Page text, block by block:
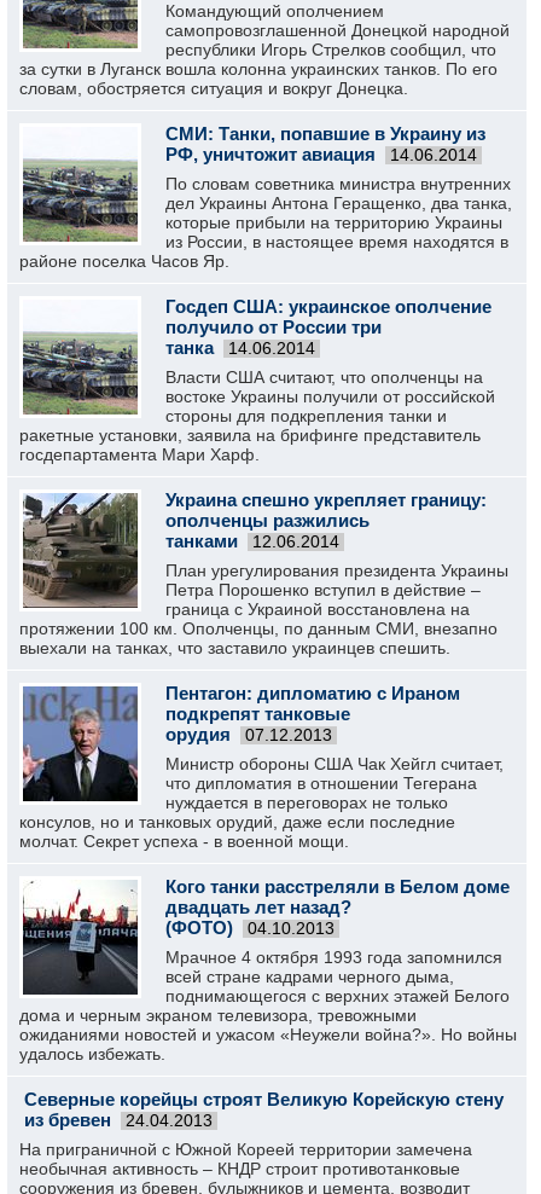
Командующий ополчением
самопровозглашенной Донецкой народной
республики Игорь Стрелков сообщил, что
за сутки в Луганск вошла колонна украинских танков. По его
словам, обостряется ситуация и вокруг Донецка.
СМИ: Танки, попавшие в Украину из
РФ, уничтожит авиация
14.06.2014
По словам советника министра внутренних
дел Украины Антона Геращенко, два танка,
которые прибыли на территорию Украины
из России, в настоящее время находятся в
районе поселка Часов Яр.
Госдеп США: украинское ополчение
получило от России три
танка
14.06.2014
Власти США считают, что ополченцы на
востоке Украины получили от российской
стороны для подкрепления танки и
ракетные установки, заявила на брифинге представитель
госдепартамента Мари Харф.
Украина спешно укрепляет границу:
ополченцы разжились
танками
12.06.2014
План урегулирования президента Украины
Петра Порошенко вступил в действие –
граница с Украиной восстановлена на
протяжении 100 км. Ополченцы, по данным СМИ, внезапно
выехали на танках, что заставило украинцев спешить.
Пентагон: дипломатию с Ираном
подкрепят танковые
орудия
07.12.2013
Министр обороны США Чак Хейгл считает,
что дипломатия в отношении Тегерана
нуждается в переговорах не только
консулов, но и танковых орудий, даже если последние
молчат. Секрет успеха - в военной мощи.
Кого танки расстреляли в Белом доме
двадцать лет назад?
(ФОТО)
04.10.2013
Мрачное 4 октября 1993 года запомнился
всей стране кадрами черного дыма,
поднимающегося с верхних этажей Белого
дома и черным экраном телевизора, тревожными
ожиданиями новостей и ужасом «Неужели война?». Но войны
удалось избежать.
Северные корейцы строят Великую Корейскую стену
из бревен
24.04.2013
На приграничной с Южной Кореей территории замечена
необычная активность – КНДР строит противотанковые
сооружения из бревен, булыжников и цемента, возводит